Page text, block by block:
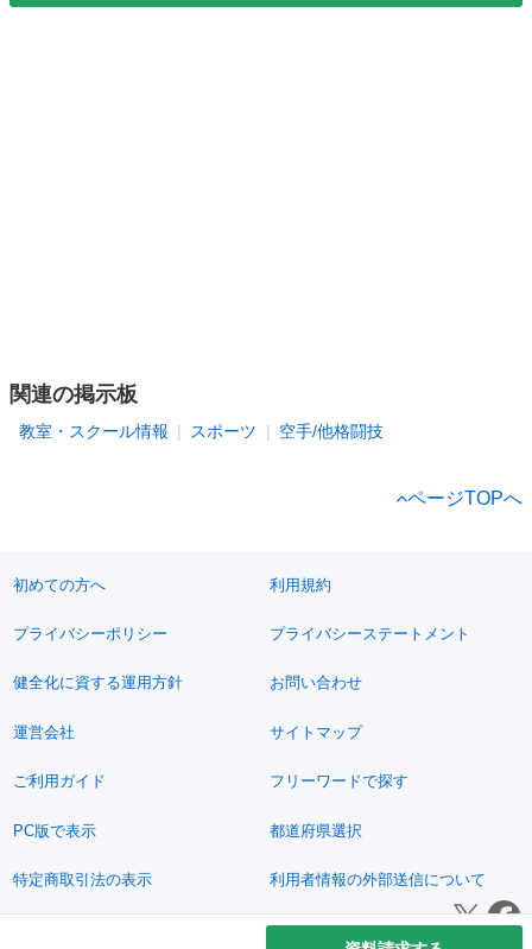
関連の掲示板
教室・スクール情報 スポーツ 空手/他格闘技
ページTOPへ
初めての方へ 利用規約
プライバシーポリシー プライバシーステートメント
健全化に資する運用方針 お問い合わせ
運営会社 サイトマップ
ご利用ガイド フリーワードで探す
PC版で表示 都道府県選択
特定商取引法の表示 利用者情報の外部送信について